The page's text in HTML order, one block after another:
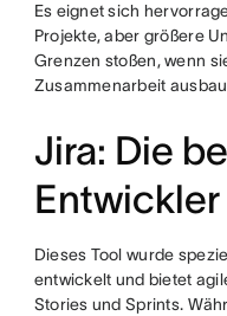
Es eignet sich
Projekte, aber größere
Grenzen stoßen, wenn
Zusammenarbeit
Jira: Die
Entwickler
Dieses Tool wurde
entwickelt und bietet
Stories und Sprints.